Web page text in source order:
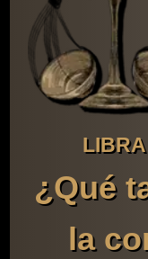
LIBRA
¿Qué
la